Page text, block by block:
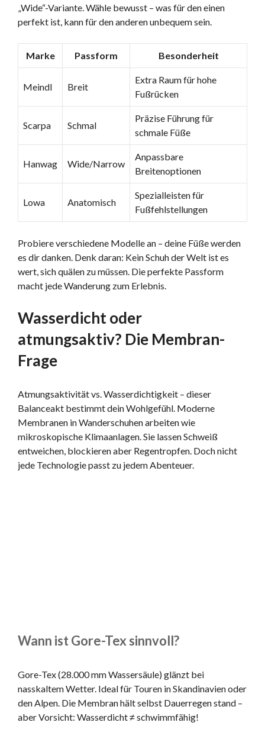
„Wide“-Variante. Wähle bewusst – was für den einen
perfekt ist, kann für den anderen unbequem sein.
Marke Passform Besonderheit
Meindl Breit
Extra Raum für hohe
Fußrücken
Scarpa Schmal
Präzise Führung für
schmale Füße
Hanwag Wide/Narrow
Anpassbare
Breitenoptionen
Lowa Anatomisch
Spezialleisten für
Fußfehlstellungen
Probiere verschiedene Modelle an – deine Füße werden
es dir danken. Denk daran: Kein Schuh der Welt ist es
wert, sich quälen zu müssen. Die perfekte Passform
macht jede Wanderung zum Erlebnis.
Wasserdicht oder
atmungsaktiv? Die Membran-
Frage
Atmungsaktivität vs. Wasserdichtigkeit – dieser
Balanceakt bestimmt dein Wohlgefühl. Moderne
Membranen in Wanderschuhen arbeiten wie
mikroskopische Klimaanlagen. Sie lassen Schweiß
entweichen, blockieren aber Regentropfen. Doch nicht
jede Technologie passt zu jedem Abenteuer.
Wann ist Gore-Tex sinnvoll?
Gore-Tex (28.000 mm Wassersäule) glänzt bei
nasskaltem Wetter. Ideal für Touren in Skandinavien oder
den Alpen. Die Membran hält selbst Dauerregen stand –
aber Vorsicht: Wasserdicht ≠ schwimmfähig!